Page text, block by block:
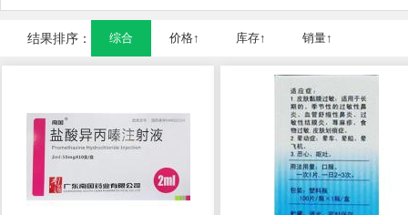
结果排序： 综合 价格↑ 库存↑ 销量↑